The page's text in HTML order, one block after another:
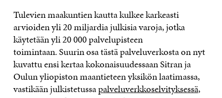
Tulevien maakuntien kautta kulkee karkeasti
arvioiden yli 20 miljardia julkisia varoja, jotka
käytetään yli 20 000 palvelupisteen
toimintaan. Suurin osa tästä palveluverkosta on nyt
kuvattu ensi kertaa kokonaisuudessaan Sitran ja
Oulun yliopiston maantieteen yksikön laatimassa,
vastikään julkistetussapalveluverkkoselvityksessä,